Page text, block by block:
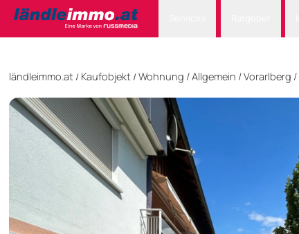
ländleimmo.at / Kaufobjekt / Wohnung /Allgemein /Vorarlberg /